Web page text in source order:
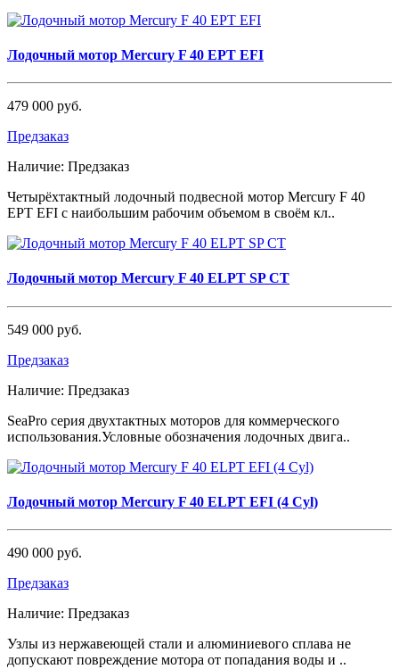
Лодочный мотор Mercury F 40 EPT EFI
479 000 руб.
Предзаказ
Наличие: Предзаказ
Четырёхтактный лодочный подвесной мотор Mercury F 40
EPT EFI с наибольшим рабочим объемом в своём кл..
Лодочный мотор Mercury F 40 ELPT SP CT
549 000 руб.
Предзаказ
Наличие: Предзаказ
SeaPro серия двухтактных моторов для коммерческого
использования.Условные обозначения лодочных двига..
Лодочный мотор Mercury F 40 ELPT EFI (4 Cyl)
490 000 руб.
Предзаказ
Наличие: Предзаказ
Узлы из нержавеющей стали и алюминиевого сплава не
допускают повреждение мотора от попадания воды и ..